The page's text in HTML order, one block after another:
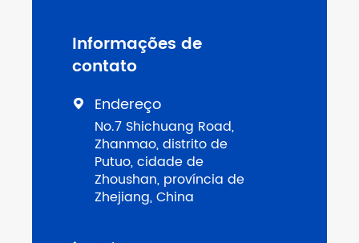
Informações de
contato
 Endereço
No.7 Shichuang Road,
Zhanmao, distrito de
Putuo, cidade de
Zhoushan, província de
Zhejiang, China